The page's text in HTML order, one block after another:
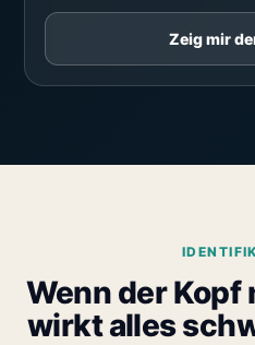
Zeig mir
Wenn der Kopf
wirkt alles